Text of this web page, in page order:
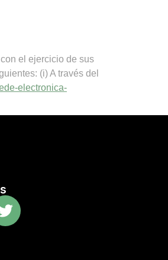
el ejercicio de sus
(i) A través del
electronica-